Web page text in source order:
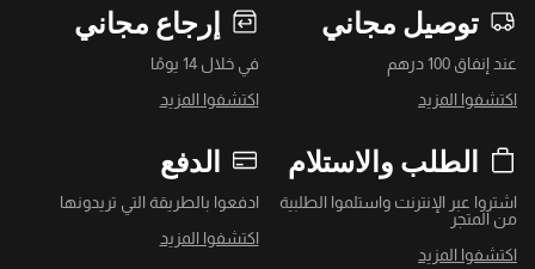
توصيل مجاني
عند إنفاق 100 درهم
اكتشفوا المزيد
إرجاع مجاني
في خلال 14 يومًا
اكتشفوا المزيد
الطلب والاستلام
اشتروا عبر الإنترنت واستلموا الطلبية
من المتجر
اكتشفوا المزيد
الدفع
ادفعوا بالطريقة التي تريدونها
اكتشفوا المزيد